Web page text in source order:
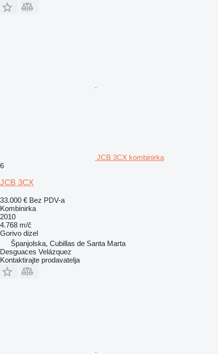
JCB 3CX kombinirka
6
JCB 3CX
33.000 € Bez PDV-a
Kombinirka
2010
4.768 m/č
Gorivo dizel
Španjolska, Cubillas de Santa Marta
Desguaces Velázquez
Kontaktirajte prodavatelja